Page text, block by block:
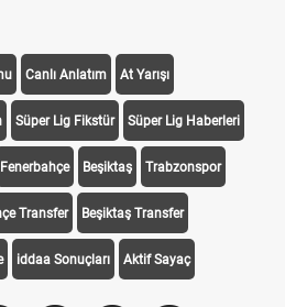
Canlı Anlatım At Yarışı
Süper Lig Fikstür Süper Lig Haberleri
Fenerbahçe Beşiktaş Trabzonspor
Transfer Beşiktaş Transfer
iddaa Sonuçları Aktif Sayaç